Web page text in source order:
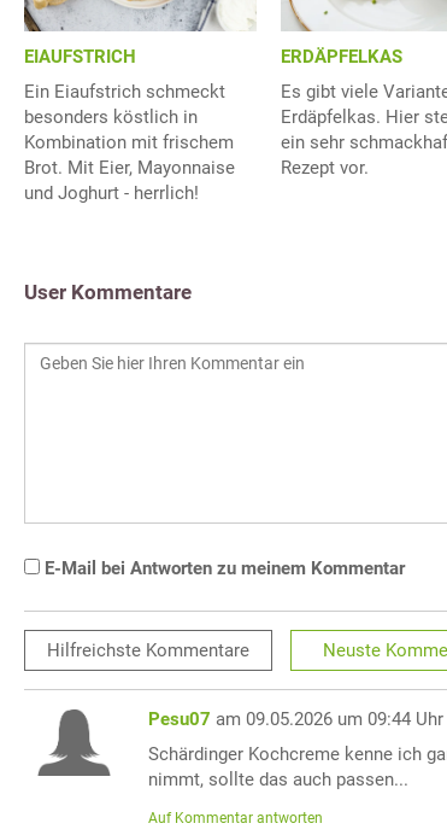
EIAUFSTRICH
Ein Eiaufstrich schmeckt
besonders köstlich in
Kombination mit frischem
Brot. Mit Eier, Mayonnaise
und Joghurt - herrlich!
ERDÄPFELKAS
Es gibt viele
Erdäpfelkas. Hier
ein sehr
Rezept vor.
User Kommentare
E-Mail bei Antworten zu meinem Kommentar
Hilfreichste Kommentare Neuste
Pesu07 am 09.05.2026 um 09:44 Uhr
Schärdinger Kochcreme kenne ich
nimmt, sollte das auch passen...
Auf Kommentar antworten